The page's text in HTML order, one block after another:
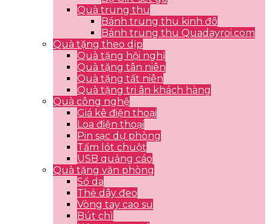
Quà trung thu
Bánh trung thu kinh đô
Bánh trung thu Quadayroi.com
Quà tặng theo dịp
Quà tặng hội nghị
Quà tặng tân niên
Quà tặng tất niên
Quà tặng tri ân khách hàng
Quà công nghệ
Giá kê điện thoại
Loa điện thoại
Pin sạc dự phòng
Tấm lót chuột
USB quảng cáo
Quà tặng văn phòng
Sổ da
Thẻ dây đeo
Vòng tay cao su
Bút chì